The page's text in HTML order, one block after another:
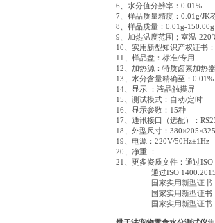
6、水分值分辨率：0.01%
7、样品质量精度：0.01g/JK
8、样品质量：0.01g-150.00g
9、加热温度范围；室温-
10、实用新型知识产权证书
11、样品盘：标准/专用
12、加热源：特质卤素加热器
13、水分含量精确至：0.01%
14、显示 ：液晶触摸屏
15、测试模式：自动/定时
16、显示参数：15种
17、通讯接口（选配）：
18、外型尺寸：
19、电源：220V/50Hz±1Hz
20、净重 ：
21、更多资质文件：通过
通过ISO 1400:2015环
国家实用新型证书《一
国家实用新型证书 《实
国家实用新型证书《一